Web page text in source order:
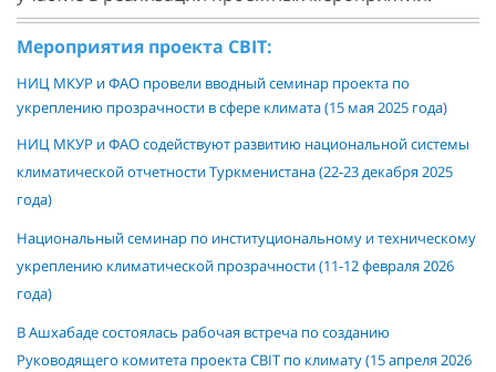
Мероприятия проекта CBIT:
НИЦ МКУР и ФАО провели вводный семинар проекта по
укреплению прозрачности в сфере климата (15 мая 2025 года)
НИЦ МКУР и ФАО содействуют развитию национальной системы
климатической отчетности Туркменистана (22-23 декабря 2025
года)
Национальный семинар по институциональному и техническому
укреплению климатической прозрачности (11-12 февраля 2026
года)
В Ашхабаде состоялась рабочая встреча по созданию
Руководящего комитета проекта CBIT по климату (15 апреля 2026